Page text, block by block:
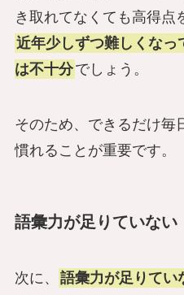
き取れてなくても高得点
近年少しずつ難しくなっ
は不十分でしょう。
そのため、できるだけ毎
慣れることが重要です。
語彙力が足りていない
次に、 語彙力が足りてい